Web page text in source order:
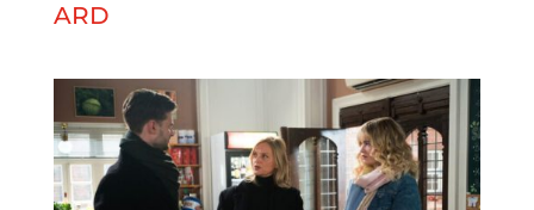
ARD